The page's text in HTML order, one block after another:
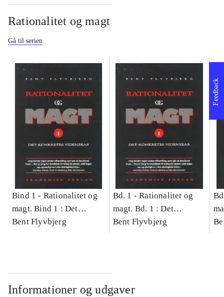
Rationalitet og magt
Gå til serien
Bind 1 - Rationalitet og
magt. Bind 1 : Det
konkretes videnskab
Bent Flyvbjerg
Bd. 1 -Rationalitet og
magt. Bd. 1 : Det
konkretes videnskab
Bent Flyvbjerg
Informationer og udgaver
Feedback